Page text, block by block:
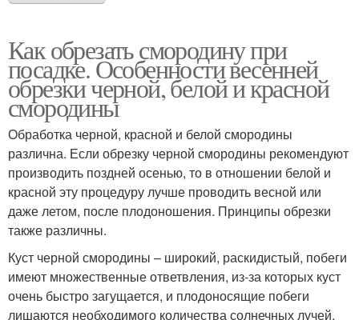
Как обрезать смородину при
посадке. Особенности весенней
обрезки черной, белой и красной
смородины
Обработка черной, красной и белой смородины
различна. Если обрезку черной смородины рекомендуют
производить поздней осенью, то в отношении белой и
красной эту процедуру лучше проводить весной или
даже летом, после плодоношения. Принципы обрезки
также различны.
Куст черной смородины – широкий, раскидистый, побеги
имеют множественные ответвления, из-за которых куст
очень быстро загущается, и плодоносящие побеги
лишаются необходимого количества солнечных лучей,